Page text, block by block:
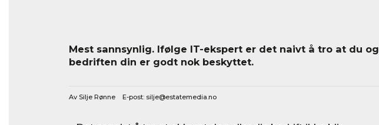
Mest sannsynlig. Ifølge IT-ekspert er det naivt å tro at du og
bedriften din er godt nok beskyttet.
Av Silje Rønne E-post: silje@estatemedia.no